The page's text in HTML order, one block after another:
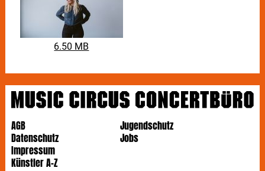
6.50 MB
AGB
Datenschutz
Impressum
Jugendschutz
Jobs
Künstler A-Z